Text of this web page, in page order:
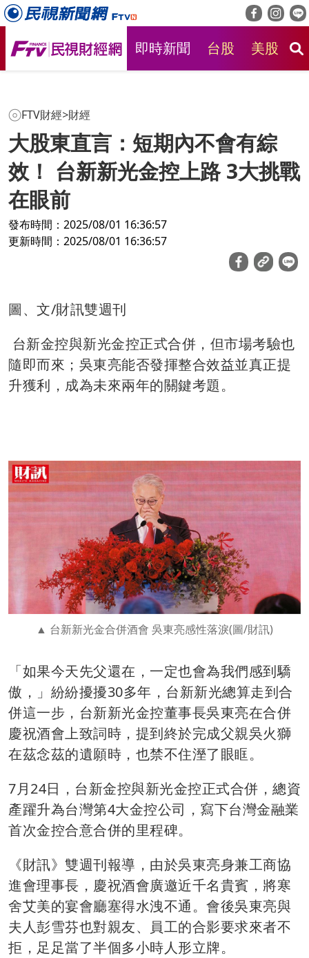
即時新聞 台股 美股
FTV財經>財經
大股東直言：短期內不會有綜
效！ 台新新光金控上路 3大挑戰
在眼前
發布時間：2025/08/01 16:36:57
更新時間：2025/08/01 16:36:57
圖、文/財訊雙週刊
台新金控與新光金控正式合併，但市場考驗也
隨即而來；吳東亮能否發揮整合效益並真正提
升獲利，成為未來兩年的關鍵考題。
台新新光金合併酒會 吳東亮感性落淚(圖/財訊)
「如果今天先父還在，一定也會為我們感到驕
傲，」紛紛擾擾30多年，台新新光總算走到合
併這一步，台新新光金控董事長吳東亮在合併
慶祝酒會上致詞時，提到終於完成父親吳火獅
在茲念茲的遺願時，也禁不住溼了眼眶。
7月24日，台新金控與新光金控正式合併，總資
產躍升為台灣第4大金控公司，寫下台灣金融業
首次金控合意合併的里程碑。
《財訊》雙週刊報導，由於吳東亮身兼工商協
進會理事長，慶祝酒會廣邀近千名貴賓，將寒
舍艾美的宴會廳塞得水洩不通。會後吳東亮與
夫人彭雪芬也對親友、員工的合影要求來者不
拒，足足當了半個多小時人形立牌。